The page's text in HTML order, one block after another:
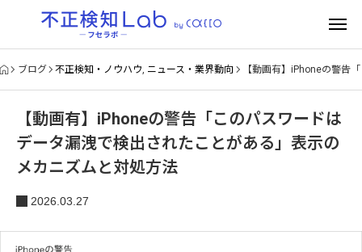
ブログ 不正検知・ノウハウ, ニュース・業界動向 【動画有】iPhoneの警告
【動画有】iPhoneの警告「このパスワードは
データ漏洩で検出されたことがある」表示の
メカニズムと対処方法
2026.03.27